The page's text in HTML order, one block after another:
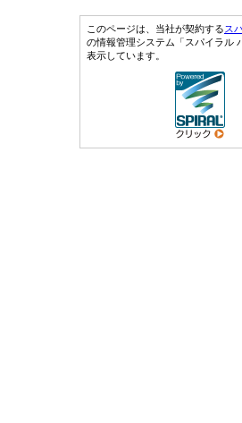
このページは、当社が契約するス
の情報管理システム「スパイラル
表示しています。